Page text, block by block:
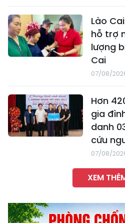
Lào
hỗ trợ
lượng
Cai
07/08/
Hơn
gia
danh
cứu
07/08/
XEM